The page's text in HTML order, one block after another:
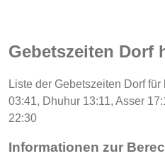
Gebetszeiten Dorf
Liste der Gebetszeiten Dorf
03:41, Dhuhur 13:11, Asser
22:30
Informationen zur